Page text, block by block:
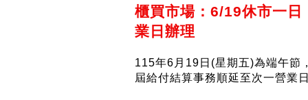
櫃買市場：6/19休市一日
業日辦理
115年6月19日(星期五)為端午節
屆給付結算事務順延至次一營業